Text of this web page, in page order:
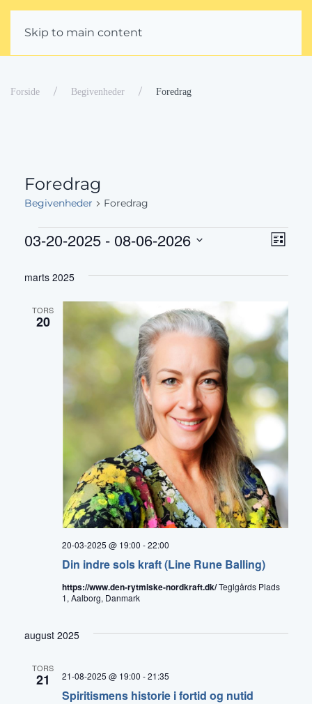
Skip to main content
Forside Begivenheder Foredrag
Foredrag
Begivenheder Foredrag
Begivenheder
af
Liste
03-20-2025 - 08-06-2026
dato.
marts 2025
TORS
20
Din indre sols kraft (Line Rune Balling)
20-03-2025 @ 19:00 -22:00
https://www.den-rytmiske-nordkraft.dk/Teglgårds Plads
1, Aalborg, Danmark
august 2025
TORS
21
Spiritismens historie i fortid og nutid
21-08-2025 @ 19:00 -21:35